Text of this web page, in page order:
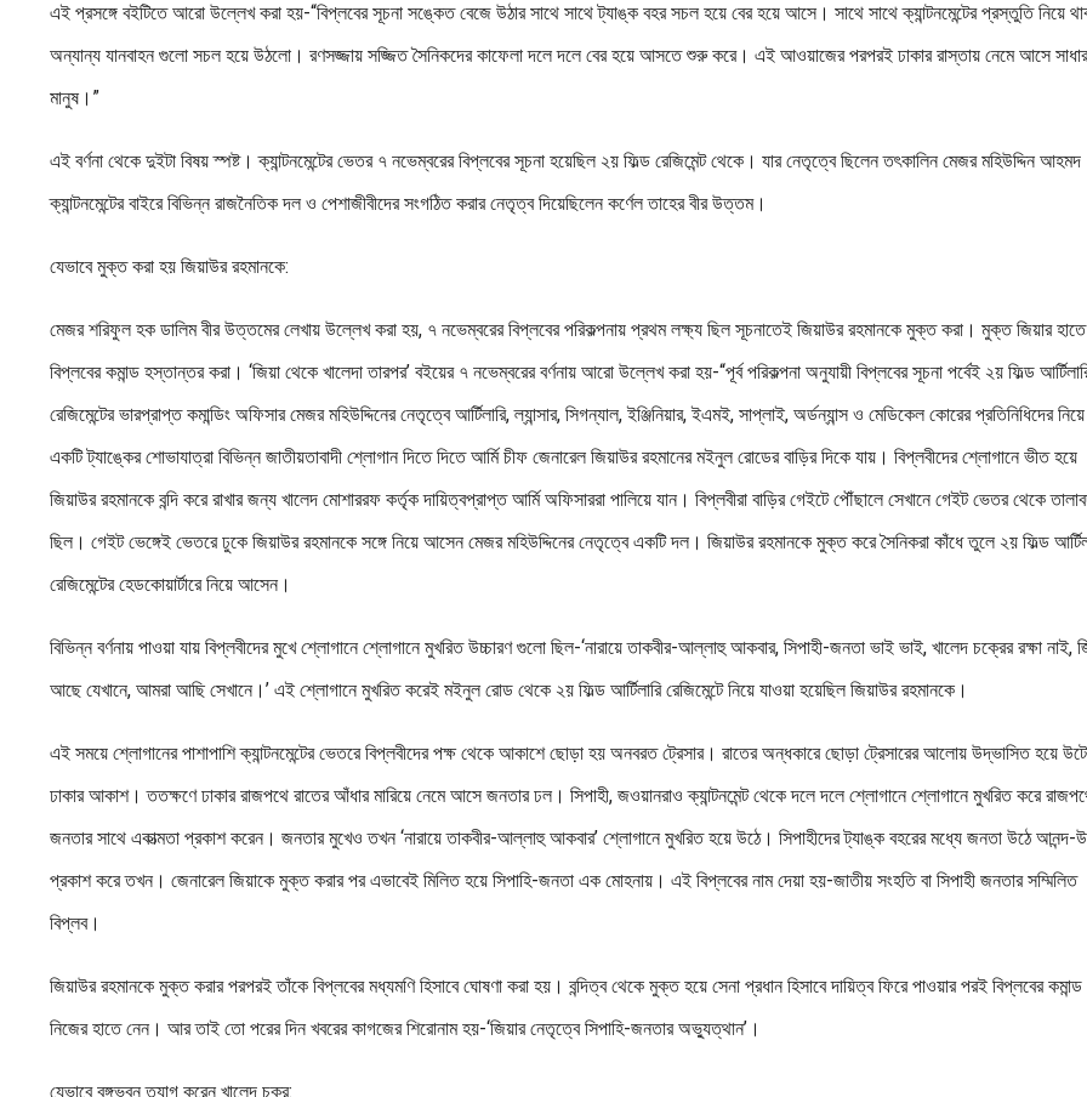
এই প্রসঙ্গে বইটিতে আরো উল্লেখ করা হয়-“বিপ্লবের সূচনা সঙ্কেত বেজে উঠার সাথে সাথে ট্যাঙ্ক বহর সচল হয়ে বের হয়ে আসে। সাথে সাথে ক্যান্টনমেন্টের প্রস্তুতি নিয়ে
অন্যান্য যানবাহন গুলো সচল হয়ে উঠলো। রণসজ্জায় সজ্জিত সৈনিকদের কাফেলা দলে দলে বের হয়ে আসতে শুরু করে। এই আওয়াজের পরপরই ঢাকার রাস্তায় নেমে আসে
মানুষ।”
এই বর্ণনা থেকে দুইটা বিষয় স্পষ্ট। ক্যান্টনমেন্টের ভেতর ৭ নভেম্বরের বিপ্লবের সূচনা হয়েছিল ২য় ফিল্ড রেজিমেন্ট থেকে। যার নেতৃত্বে ছিলেন তৎকালিন মেজর মহিউদ্দিন
ক্যান্টনমেন্টের বাইরে বিভিন্ন রাজনৈতিক দল ও পেশাজীবীদের সংগঠিত করার নেতৃত্ব দিয়েছিলেন কর্ণেল তাহের বীর উত্তম।
যেভাবে মুক্ত করা হয় জিয়াউর রহমানকে:
মেজর শরিফুল হক ডালিম বীর উত্তমের লেখায় উল্লেখ করা হয়, ৭ নভেম্বরের বিপ্লবের পরিকল্পনায় প্রথম লক্ষ্য ছিল সূচনাতেই জিয়াউর রহমানকে মুক্ত করা। মুক্ত জিয়ার হাতে
বিপ্লবের কমান্ড হস্তান্তর করা। ‘জিয়া থেকে খালেদা তারপর’ বইয়ের ৭ নভেম্বরের বর্ণনায় আরো উল্লেখ করা হয়-“পূর্ব পরিকল্পনা অনুযায়ী বিপ্লবের সূচনা পর্বেই ২য় ফিল্ড
রেজিমেন্টের ভারপ্রাপ্ত কমান্ডিং অফিসার মেজর মহিউদ্দিনের নেতৃত্বে আর্টিলারি, ল্যান্সার, সিগন্যাল, ইঞ্জিনিয়ার, ইএমই, সাপ্লাই, অর্ডন্যান্স ও মেডিকেল কোরের প্রতিনিধিদের
একটি ট্যাঙ্কের শোভাযাত্রা বিভিন্ন জাতীয়তাবাদী শ্লোগান দিতে দিতে আর্মি চীফ জেনারেল জিয়াউর রহমানের মইনুল রোডের বাড়ির দিকে যায়। বিপ্লবীদের শ্লোগানে ভীত হয়ে
জিয়াউর রহমানকে বন্দি করে রাখার জন্য খালেদ মোশাররফ কর্তৃক দায়িত্বপ্রাপ্ত আর্মি অফিসাররা পালিয়ে যান। বিপ্লবীরা বাড়ির গেইটে পৌঁছালে সেখানে গেইট ভেতর থেকে
ছিল। গেইট ভেঙ্গেই ভেতরে ঢুকে জিয়াউর রহমানকে সঙ্গে নিয়ে আসেন মেজর মহিউদ্দিনের নেতৃত্বে একটি দল। জিয়াউর রহমানকে মুক্ত করে সৈনিকরা কাঁধে তুলে ২য় ফিল্ড
রেজিমেন্টের হেডকোয়ার্টারে নিয়ে আসেন।
বিভিন্ন বর্ণনায় পাওয়া যায় বিপ্লবীদের মুখে শ্লোগানে শ্লোগানে মুখরিত উচ্চারণ গুলো ছিল-‘নারায়ে তাকবীর-আল্লাহু আকবার, সিপাহী-জনতা ভাই ভাই, খালেদ চক্রের রক্ষা নাই,
আছে যেখানে, আমরা আছি সেখানে।’ এই শ্লোগানে মুখরিত করেই মইনুল রোড থেকে ২য় ফিল্ড আর্টিলারি রেজিমেন্টে নিয়ে যাওয়া হয়েছিল জিয়াউর রহমানকে।
এই সময়ে শ্লোগানের পাশাপাশি ক্যান্টনমেন্টের ভেতরে বিপ্লবীদের পক্ষ থেকে আকাশে ছোড়া হয় অনবরত ট্রেসার। রাতের অন্ধকারে ছোড়া ট্রেসারের আলোয় উদ্ভাসিত হয়ে উটে
ঢাকার আকাশ। ততক্ষণে ঢাকার রাজপথে রাতের আঁধার মারিয়ে নেমে আসে জনতার ঢল। সিপাহী, জওয়ানরাও ক্যান্টনমেন্ট থেকে দলে দলে শ্লোগানে শ্লোগানে মুখরিত করে
জনতার সাথে একাত্মতা প্রকাশ করেন। জনতার মুখেও তখন ‘নারায়ে তাকবীর-আল্লাহু আকবার’ শ্লোগানে মুখরিত হয়ে উঠে। সিপাহীদের ট্যাঙ্ক বহরের মধ্যে জনতা উঠে আনন্দ-
প্রকাশ করে তখন। জেনারেল জিয়াকে মুক্ত করার পর এভাবেই মিলিত হয়ে সিপাহি-জনতা এক মোহনায়। এই বিপ্লবের নাম দেয়া হয়-জাতীয় সংহতি বা সিপাহী জনতার সম্মিলিত
বিপ্লব।
জিয়াউর রহমানকে মুক্ত করার পরপরই তাঁকে বিপ্লবের মধ্যমণি হিসাবে ঘোষণা করা হয়। বন্দিত্ব থেকে মুক্ত হয়ে সেনা প্রধান হিসাবে দায়িত্ব ফিরে পাওয়ার পরই বিপ্লবের কমান্ড
নিজের হাতে নেন। আর তাই তো পরের দিন খবরের কাগজের শিরোনাম হয়-‘জিয়ার নেতৃত্বে সিপাহি-জনতার অভ্যুত্থান’।
যেভাবে বঙ্গভবন ত্যাগ করেন খালেদ চক্র: